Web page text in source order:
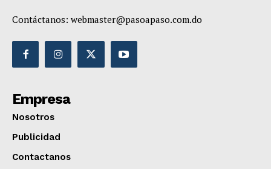
Contáctanos: webmaster@pasoapaso.com.do
Empresa
Nosotros
Publicidad
Contactanos